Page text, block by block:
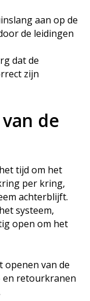
aan op de
de leidingen
dat de
zijn
de
tijd om het
per kring,
achterblijft.
systeem,
open om het
openen van de
en retourkranen